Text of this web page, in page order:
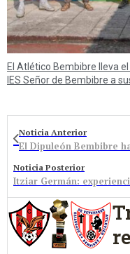
El Atlético Bembibre lleva
IES Señor de Bembibre a
Noticia Anterior
Noticia Posterior